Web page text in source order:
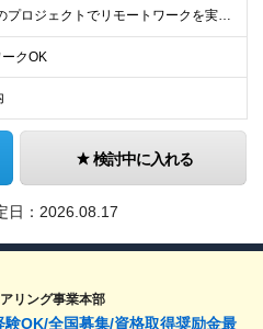
◆2/3以上のプロジェクトでリモートワークを実施中！ ≪自社拠点≫ ・東京本社／東京都千代田区丸の内二丁目6番1号 丸の内パークビルディング6階 ・関西支社／⼤阪府⼤阪市中央区安⼟町2-3-13 ⼤
クOK
検討中に入れる
日： 2026.08.17
リング事業本部
OK/全国募集/資格取得奨励金最